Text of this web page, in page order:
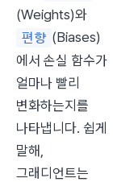
편향 (Biases)
에서 손실 함수가
얼마나 빨리
변화하는지를
나타냅니다. 쉽게
말해,
그래디언트는